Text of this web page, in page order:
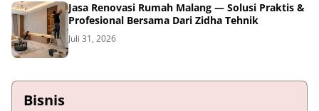
Jasa Renovasi Rumah Malang — Solusi Praktis &
Profesional Bersama Dari Zidha Tehnik
Juli 31, 2026
Bisnis